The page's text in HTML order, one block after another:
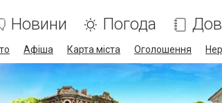
Новини Погода
Афіша Карта міста Оголошення